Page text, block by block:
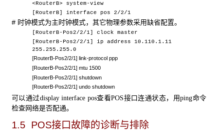
<RouterB> system-view
[RouterB] interface pos 2/2/1
# 时钟模式为主时钟模式，其它物理参数采用缺省配置。
[RouterB-Pos2/2/1] clock master
[RouterB-Pos2/2/1] ip address 10.110.1.11
255.255.255.0
[RouterB-Pos2/2/1] link-protocol ppp
[RouterB-Pos2/2/1] mtu 1500
[RouterB-Pos2/2/1] shutdown
[RouterB-Pos2/2/1] undo shutdown
可以通过display interface pos查看POS接口连通状态，用ping命令
检查网络是否配通。
1.5 POS接口故障的诊断与排除